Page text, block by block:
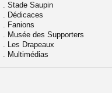
. Stade Saupin
. Dédicaces
. Fanions
. Musée des Supporters
. Les Drapeaux
. Multimédias